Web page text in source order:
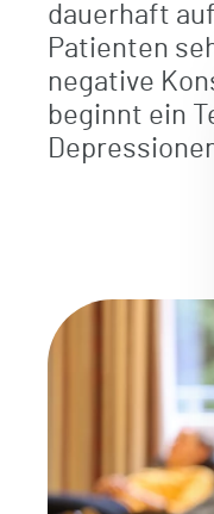
dauerhaft
Patienten
negative
beginnt ein